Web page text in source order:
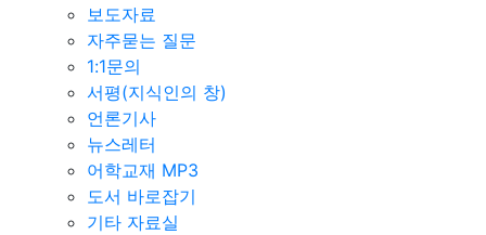
보도자료
자주묻는 질문
1:1문의
서평(지식인의 창)
언론기사
뉴스레터
어학교재 MP3
도서 바로잡기
기타 자료실